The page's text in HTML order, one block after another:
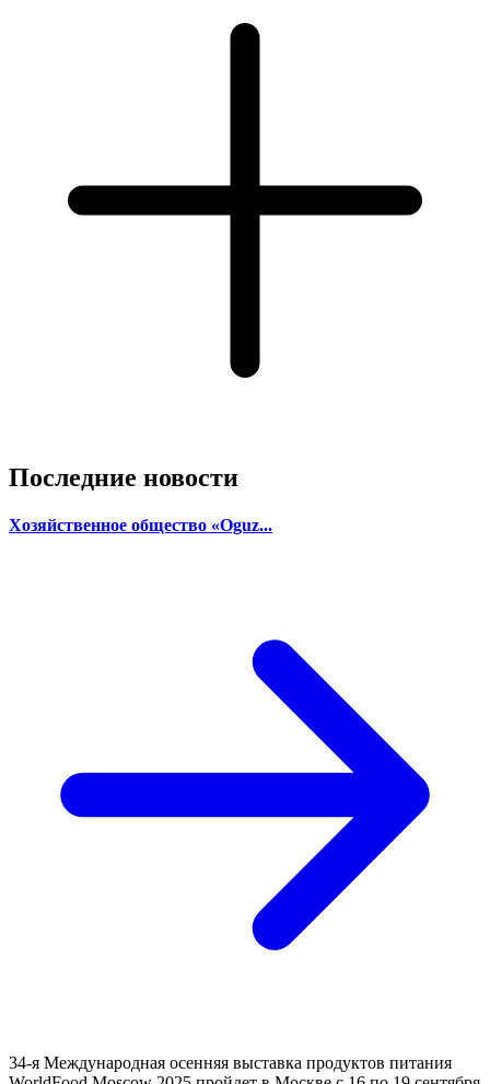
Последние новости
Хозяйственное общество «Oguz...
34-я Международная осенняя выставка продуктов питания